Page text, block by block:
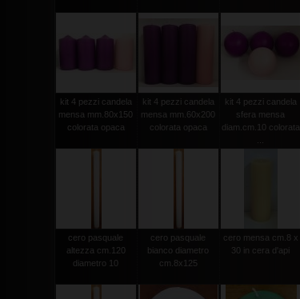
kit 4 pezzi candela
mensa mm.80x150
colorata opaca
kit 4 pezzi candela
mensa mm.60x200
colorata opaca
kit 4 pezzi candela
sfera mensa
diam.cm.10 colorata
cero pasquale
altezza cm.120
diametro 10
cero pasquale
bianco diametro
cm.8x125
cero mensa cm.8 x
30 in cera d'api